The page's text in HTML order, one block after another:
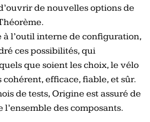
de nouvelles options de
à l’outil interne de configuration,
ces possibilités, qui
que soient les choix, le vélo
efficace, fiable, et sûr.
de tests, Origine est assuré de
des composants.